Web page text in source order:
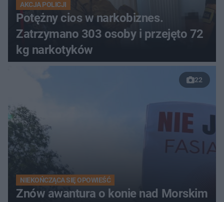
AKCJA POLICJI
Potężny cios w narkobiznes.
Zatrzymano 303 osoby i przejęto 72
kg narkotyków
22
NIEKOŃCZĄCA SIĘ OPOWIEŚĆ
Znów awantura o konie nad Morskim